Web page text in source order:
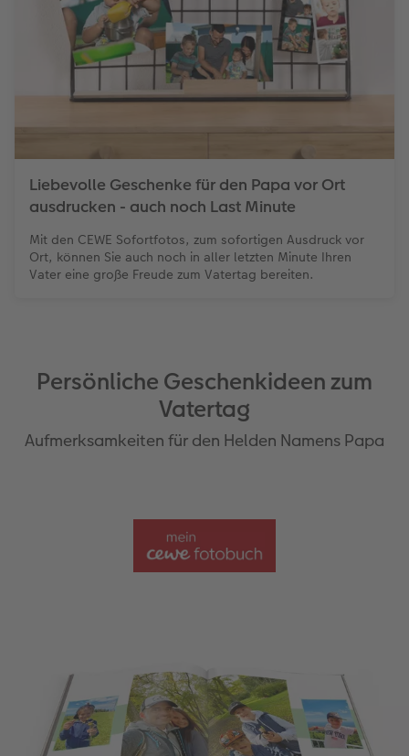
Fotobuch erstellen
Foto-Kochbuch
CEWE myPhotos
Neuheiten
Fotos digitalisieren
Neuheiten
Retro Minis
Neuheiten
CEWE myPhotos
CEWE myPhotos
Neuheiten
CEWE myPhotos
Neuheiten
CEWE myPhotos
Neuheiten
Liebevolle Geschenke für den Papa vor Ort
ausdrucken - auch noch Last Minute
Mit den CEWE Sofortfotos, zum sofortigen Ausdruck vor
Ort, können Sie auch noch in aller letzten Minute Ihren
Vater eine große Freude zum Vatertag bereiten.
Persönliche Geschenkideen zum
Vatertag
Aufmerksamkeiten für den Helden Namens Papa